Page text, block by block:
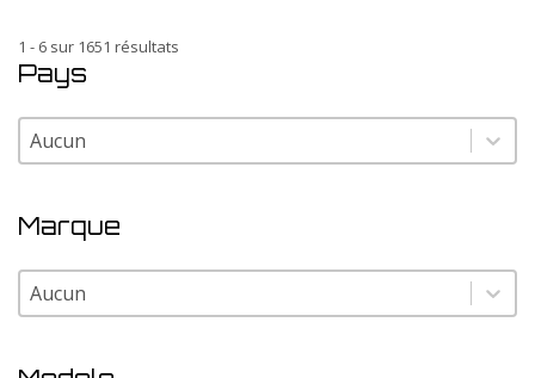
1 - 6 sur 1651 résultats
Pays
Pays
Pays
Marque
Marque
Marque